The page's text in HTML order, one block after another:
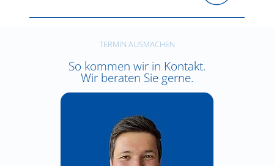
TERMIN AUSMACHEN
So kommen wir in Kontakt.
Wir beraten Sie gerne.